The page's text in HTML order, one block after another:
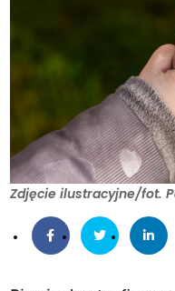
Zdjęcie ilustracyjne/fot.